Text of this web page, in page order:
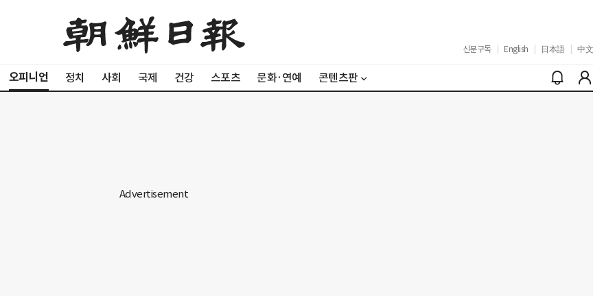
신문구독 English 日本語 中文
오피니언 정치 사회 국제 건강 스포츠 문화·연예 콘텐츠판